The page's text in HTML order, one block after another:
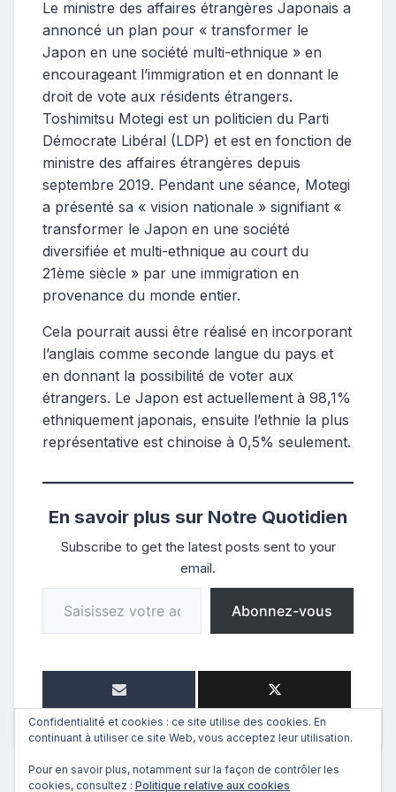
Le ministre des affaires étrangères Japonais a
annoncé un plan pour « transformer le
Japon en une société multi-ethnique » en
encourageant l’immigration et en donnant le
droit de vote aux résidents étrangers.
Toshimitsu Motegi est un politicien du Parti
Démocrate Libéral (LDP) et est en fonction de
ministre des affaires étrangères depuis
septembre 2019. Pendant une séance, Motegi
a présenté sa « vision nationale » signifiant «
transformer le Japon en une société
diversifiée et multi-ethnique au court du
21ème siècle » par une immigration en
provenance du monde entier.
Cela pourrait aussi être réalisé en incorporant
l’anglais comme seconde langue du pays et
en donnant la possibilité de voter aux
étrangers. Le Japon est actuellement à 98,1%
ethniquement japonais, ensuite l’ethnie la plus
représentative est chinoise à 0,5% seulement.
En savoir plus sur Notre Quotidien
Subscribe to get the latest posts sent to your
email.
Saisissez votre adresse e-mail…
Abonnez-vous
Confidentialité et cookies : ce site utilise des cookies. En
continuant à utiliser ce site Web, vous acceptez leur utilisation.
Pour en savoir plus, notamment sur la façon de contrôler les
cookies, consultez : Politique relative aux cookies